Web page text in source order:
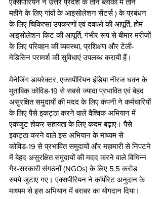
महीने के लिए गांवों के आइसोलेशन सेंटर्स ) के प्रबंधन
के लिए चिकित्सा उपकरणों एवं दवाओं की आपूर्ति, होम
आइसोलेशन किट की आपूर्ति, गंभीर रूप से बीमार मरीजों
के लिए परिवहन की व्यवस्था, प्रशिक्षण और टेली-
मेडिसिन परामर्श की सुविधाएं उपलब्ध करायी हैं।
मैनेजिंग डायरेक्टर, एक्सपीरियन इंडिया नीरज धवन के
मुताबिक कोविड-19 से सबसे ज्यादा प्रभावित एवं बेहद
असुरक्षित समुदायों की मदद के लिए कंपनी ने कर्मचारियों
के लिए पैसे इकट्ठा करने वाले वैश्विक अभियान में
एकजुट होकर सहायता के लिए कदम बढ़ाए। पैसे
इकट्ठा करने वाले इस अभियान के माध्यम से
कोविड-19 से प्रभावित समुदायों और महामारी से निपटने
में बेहद असुरक्षित समुदायों की मदद करने वाले विभिन्न
गैर-सरकारी संगठनों (NGOs) के लिए 5.5 करोड़
रुपये जुटाए गए। एक्सपीरियन ने कॉर्पोरेट अनुदान के
माध्यम से इस अभियान में बराबर का योगदान दिया।